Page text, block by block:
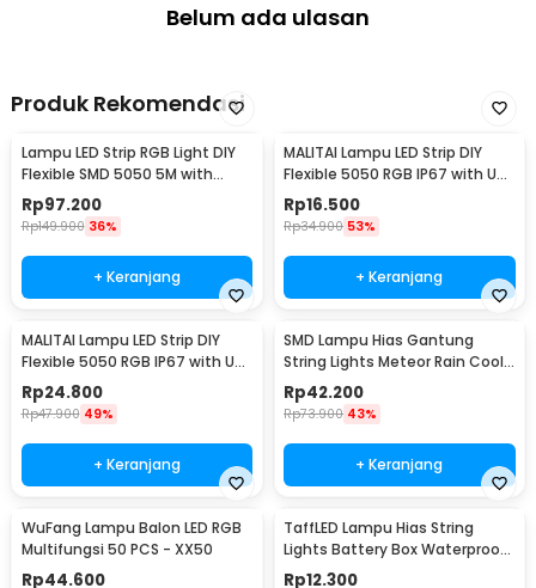
Belum ada ulasan
Produk Rekomendasi
Lampu LED Strip RGB Light DIY
Flexible SMD 5050 5M with
Remote
Rp97.200
Rp149.900 36%
+ Keranjang
MALITAI Lampu LED Strip DIY
Flexible 5050 RGB IP67 with USB
Controller 1M - SMD2835
Rp16.500
Rp34.900 53%
+ Keranjang
MALITAI Lampu LED Strip DIY
Flexible 5050 RGB IP67 with USB
Controller 2M - SMD2835
Rp24.800
Rp47.900 49%
+ Keranjang
SMD Lampu Hias Gantung
String Lights Meteor Rain Cool
White 30cm 8 PCS
Rp42.200
Rp73.900 43%
+ Keranjang
WuFang Lampu Balon LED RGB
Multifungsi 50 PCS - XX50
Rp44.600
TaffLED Lampu Hias String
Lights Battery Box Waterproof
50 LED 5M - G5
Rp12.300